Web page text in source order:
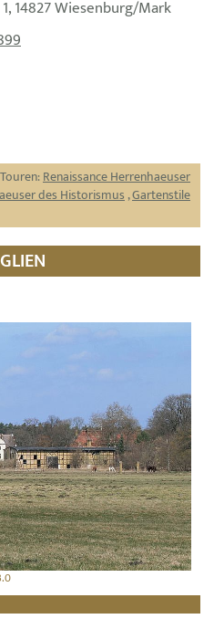
14827 Wiesenburg/Mark
Renaissance Herrenhaeuser
des Historismus,Gartenstile